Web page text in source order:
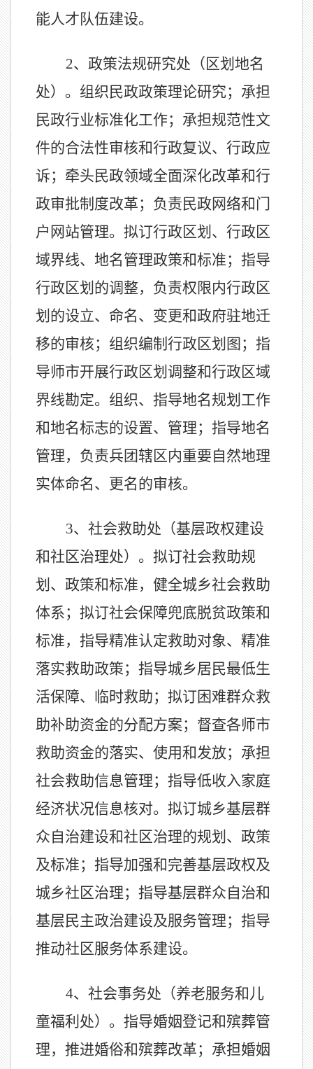
能人才队伍建设。
2、 政策法规研究处（区划地名
处）。组织民政政策理论研究；承担
民政行业标准化工作；承担规范性文
件的合法性审核和行政复议、行政应
诉；牵头民政领域全面深化改革和行
政审批制度改革；负责民政网络和门
户网站管理。拟订行政区划、行政区
域界线、地名管理政策和标准；指导
行政区划的调整，负责权限内行政区
划的设立、命名、变更和政府驻地迁
移的审核；组织编制行政区划图；指
导师市开展行政区划调整和行政区域
界线勘定。组织、指导地名规划工作
和地名标志的设置、管理；指导地名
管理，负责兵团辖区内重要自然地理
实体命名、更名的审核。
3、 社会救助处（基层政权建设
和社区治理处）。拟订社会救助规
划、政策和标准，健全城乡社会救助
体系；拟订社会保障兜底脱贫政策和
标准，指导精准认定救助对象、精准
落实救助政策；指导城乡居民最低生
活保障、临时救助；拟订困难群众救
助补助资金的分配方案；督查各师市
救助资金的落实、使用和发放；承担
社会救助信息管理；指导低收入家庭
经济状况信息核对。拟订城乡基层群
众自治建设和社区治理的规划、政策
及标准；指导加强和完善基层政权及
城乡社区治理；指导基层群众自治和
基层民主政治建设及服务管理；指导
推动社区服务体系建设。
4、 社会事务处（养老服务和儿
童福利处）。指导婚姻登记和殡葬管
理，推进婚俗和殡葬改革；承担婚姻